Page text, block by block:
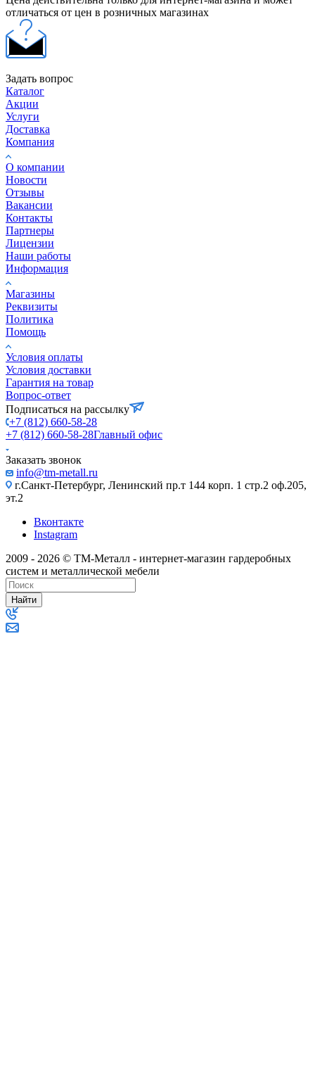
отличаться от цен в розничных магазинах
Задать вопрос
Каталог
Акции
Услуги
Доставка
Компания
О компании
Новости
Отзывы
Вакансии
Контакты
Партнеры
Лицензии
Наши работы
Информация
Магазины
Реквизиты
Политика
Помощь
Условия оплаты
Условия доставки
Гарантия на товар
Вопрос-ответ
Подписаться на рассылку
+7 (812) 660-58-28
+7 (812) 660-58-28Главный офис
Заказать звонок
info@tm-metall.ru
г.Санкт-Петербург, Ленинский пр.т 144 корп. 1 стр.2 оф.205,
эт.2
Вконтакте
Instagram
2009 - 2026 © ТМ-Металл - интернет-магазин гардеробных
систем и металлической мебели
Найти